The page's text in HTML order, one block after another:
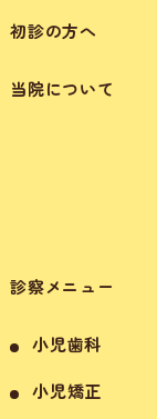
初診の方へ
当院について
診察メニュー
小児歯科
小児矯正